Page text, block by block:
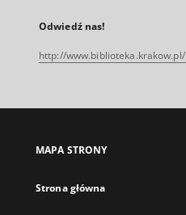
Odwiedź nas!
http://www.biblioteka.krakow.pl/
MAPA STRONY
Strona główna